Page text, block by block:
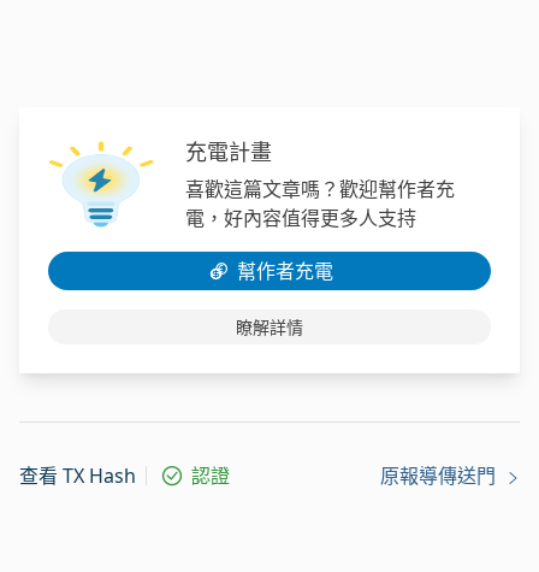
充電計畫
喜歡這篇文章嗎？歡迎幫作者充
電，好內容值得更多人支持
幫作者充電
瞭解詳情
查看 TX Hash 認證 原報導傳送門